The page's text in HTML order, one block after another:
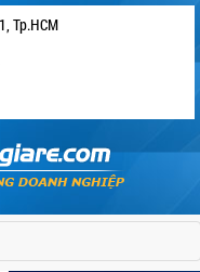
Tp.HCM